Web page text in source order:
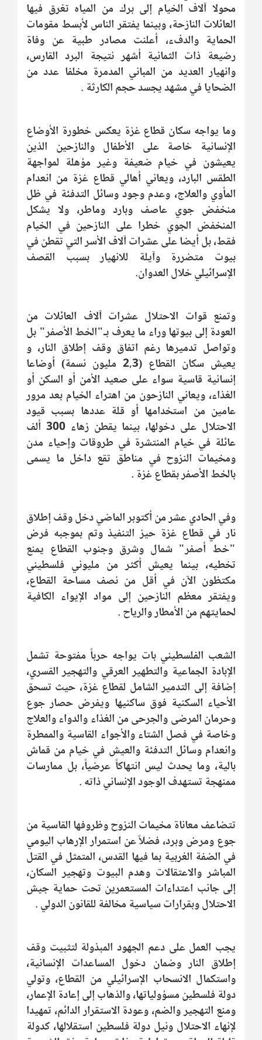
محولا آلاف الخيام إلى برك من المياه تغرق فيها
العائلات النازحة، وبينما يفتقر الناس لأبسط مقومات
الحماية والدفء، أعلنت مصادر طبية عن وفاة
رضيعة ذات الثمانية أشهر نتيجة البرد القارس،
وانهيار العديد من المباني المدمرة مخلفا عدد من
الضحايا في مشهد يجسد حجم الكارثة .
وما يواجه سكان قطاع غزة يعكس خطورة الأوضاع
الإنسانية خاصة على الأطفال والنازحين الذين
يعيشون في خيام ضعيفة وغير مؤهلة لمواجهة
الطقس البارد، ويعاني أهالي قطاع غزة من انعدام
المأوي والعلاج، وعدم وجود وسائل التدفئة في ظل
منخفض جوي عاصف وبارد وماطر، ولا يشكل
المنخفض الجوي خطرا على النازحين في الخيام
فقط، بل أيضا على عشرات آلاف الأسر التي تقطن في
بيوت متضررة وآيلة للانهيار بسبب القصف
الإسرائيلي خلال العدوان.
وتمنع قوات الاحتلال عشرات آلاف العائلات من
العودة إلى بيوتها وراء ما يعرف بـ"الخط الأصفر" بل
وتواصل تدميرها رغم اتفاق وقف إطلاق النار، و
يعيش سكان القطاع (2,3 مليون نسمة) أوضاعا
إنسانية قاسية سواء على صعيد الأمن أو السكن أو
الغذاء، ويعاني النازحون من اهتراء الخيام بعد مرور
عامين من استخدامها أو قلة عددها بسبب قيود
الاحتلال على دخولها، بينما يقطن زهاء 300 ألف
عائلة في خيام المنتشرة في طروقات وإحياء مدن
ومخيمات النزوح في مناطق تقع داخل ما يسمى
بالخط الأصفر بقطاع غزة .
وفي الحادي عشر من أكتوبر الماضي دخل وقف إطلاق
نار في قطاع غزة حيز التنفيذ وتم بموجبه فرض
"خط أصفر" شمال وشرق وجنوب القطاع يمنع
تخطيه، بينما يعيش أكثر من مليوني فلسطيني
مكتظون الآن في أقل من نصف مساحة القطاع،
ويفتقر معظم النازحين إلى مواد الإيواء الكافية
لحمايتهم من الأمطار والرياح .
الشعب الفلسطيني بات يواجه حرباً مفتوحة تشمل
الإبادة الجماعية والتطهير العرقي والتهجير القسري،
إضافة إلى التدمير الشامل لقطاع غزة، حيث تسحق
الأحياء السكنية فوق ساكنيها ويفرض حصار جوع
وحرمان المرضى والجرحى من الغذاء والدواء والعلاج
وخاصة في فصل الشتاء والأجواء القاسية والممطرة
وانعدام وسائل التدفئة والعيش في خيام من قماش
بالية، وما يحدث ليس انتهاكاً عرضياً، بل ممارسات
ممنهجة تستهدف الوجود الإنساني ذاته .
تتضاعف معاناة مخيمات النزوح وظروفها القاسية من
جوع ومرض وبرد، فضلاً عن استمرار الإرهاب اليومي
في الضفة الغربية بما فيها القدس، المتمثل في القتل
المباشر والاعتقالات وهدم البيوت وتهجير السكان،
إلى جانب اعتداءات المستعمرين تحت حماية جيش
الاحتلال وبقرارات سياسية مخالفة للقانون الدولي .
يجب العمل على دعم الجهود المبذولة لتثبيت وقف
إطلاق النار وضمان دخول المساعدات الإنسانية،
واستكمال الانسحاب الإسرائيلي من القطاع، وتولي
دولة فلسطين مسؤولياتها، والذهاب إلى إعادة الإعمار،
ومنع التهجير والضم، وعودة الاستقرار الدائم، تمهيدا
لإنهاء الاحتلال ونيل دولة فلسطين استقلالها، كدولة